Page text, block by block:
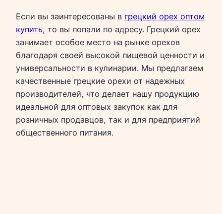
Если вы заинтересованы в грецкий орех оптом
купить, то вы попали по адресу. Грецкий орех
занимает особое место на рынке орехов
благодаря своей высокой пищевой ценности и
универсальности в кулинарии. Мы предлагаем
качественные грецкие орехи от надежных
производителей, что делает нашу продукцию
идеальной для оптовых закупок как для
розничных продавцов, так и для предприятий
общественного питания.